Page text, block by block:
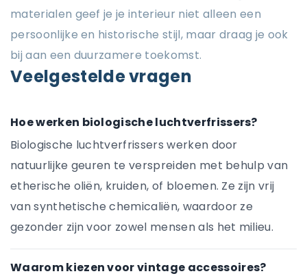
materialen geef je je interieur niet alleen een
persoonlijke en historische stijl, maar draag je ook
bij aan een duurzamere toekomst.
Veelgestelde vragen
Hoe werken biologische luchtverfrissers?
Biologische luchtverfrissers werken door
natuurlijke geuren te verspreiden met behulp van
etherische oliën, kruiden, of bloemen. Ze zijn vrij
van synthetische chemicaliën, waardoor ze
gezonder zijn voor zowel mensen als het milieu.
Waarom kiezen voor vintage accessoires?